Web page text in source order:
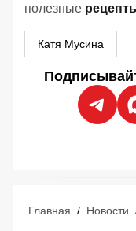
полезные
Катя Мусина
Главная / Новости